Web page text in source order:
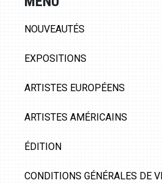
NOUVEAUTÉS
EXPOSITIONS
ARTISTES EUROPÉENS
ARTISTES AMÉRICAINS
ÉDITION
CONDITIONS GÉNÉRALES DE